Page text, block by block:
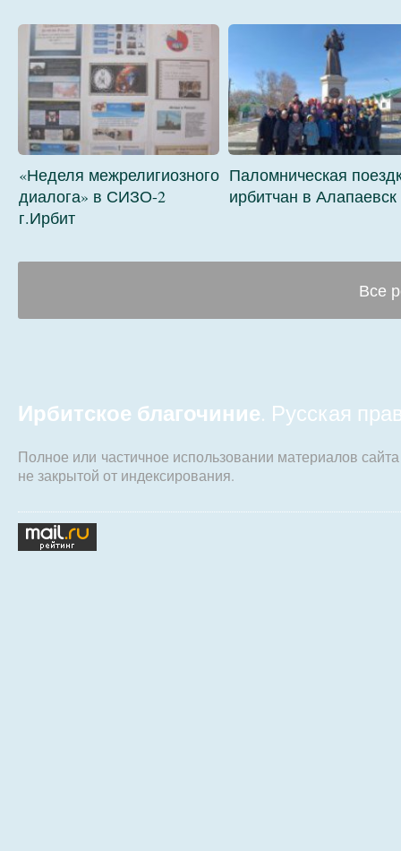
«Неделя межрелигиозного
диалога» в СИЗО-2
г.Ирбит
Паломническая
ирбитчан в Алапаевск
Все
Ирбитское благочиние. Русская
Полное или частичное использовании материалов
не закрытой от индексирования.